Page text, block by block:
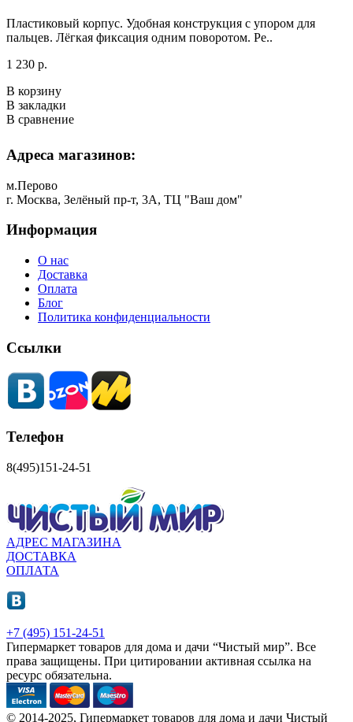
Пластиковый корпус. Удобная конструкция с упором для
пальцев. Лёгкая фиксация одним поворотом. Ре..
1 230 р.
В корзину
В закладки
В сравнение
Адреса магазинов:
м.Перово
г. Москва, Зелёный пр-т, 3А, ТЦ "Ваш дом"
Информация
О нас
Доставка
Оплата
Блог
Политика конфиденциальности
Ссылки
Телефон
8(495)151-24-51
АДРЕС МАГАЗИНА
ДОСТАВКА
ОПЛАТА
+7 (495) 151-24-51
Гипермаркет товаров для дома и дачи “Чистый мир”. Все
права защищены. При цитировании активная ссылка на
ресурс обязательна.
© 2014-2025, Гипермаркет товаров для дома и дачи Чистый